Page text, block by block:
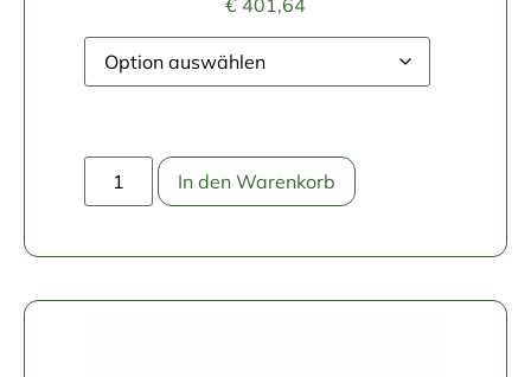
€ 401,64
In den Warenkorb